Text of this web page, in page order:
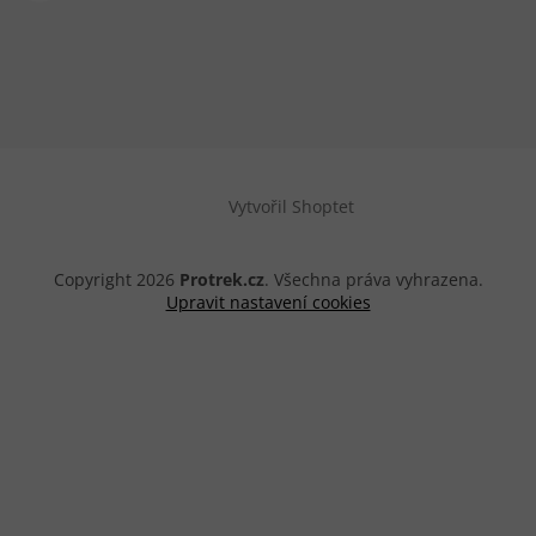
Vytvořil Shoptet
Copyright 2026 Protrek.cz. Všechna práva vyhrazena.
Upravit nastavení cookies